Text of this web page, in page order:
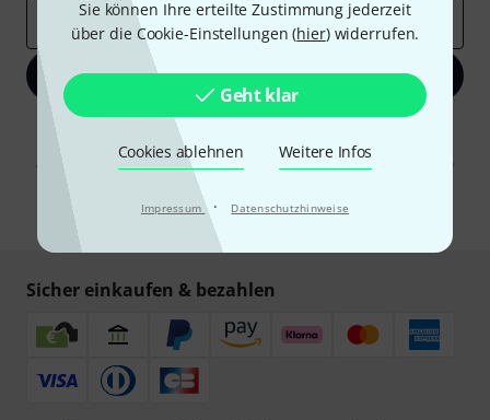
Sie können Ihre erteilte Zustimmung jederzeit
über die Cookie-Einstellungen (hier) widerrufen.
Geht klar
Cookies ablehnen Weitere Infos
Impressum · Datenschutzhinweise
E-Mail-Adresse*
Jetzt anmelden
Mit Klick auf „Jetzt anmelden“ stimmen Sie dem Erhalt von E-Mail-
Werbung und einer Messung des E-Mail-Nutzungsverhaltens zu. Die
Abmeldung ist jederzeit möglich. Weitere Informationen finden Sie in
unseren
* Pflichtfeld
Sicher einkaufen & bezahlen